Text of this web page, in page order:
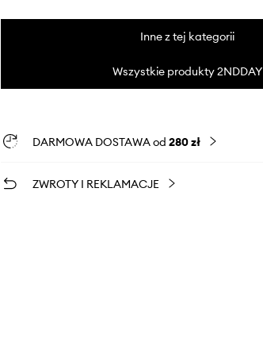
Inne z tej kategorii
Wszystkie produkty 2NDDAY
DARMOWA DOSTAWA od 280 zł
ZWROTY I REKLAMACJE